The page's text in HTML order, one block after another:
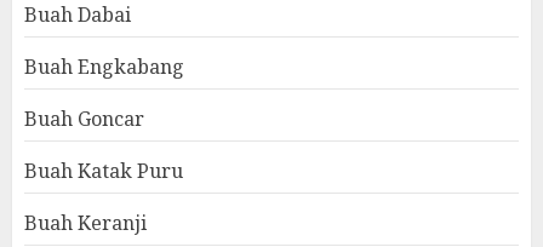
Buah Dabai
Buah Engkabang
Buah Goncar
Buah Katak Puru
Buah Keranji